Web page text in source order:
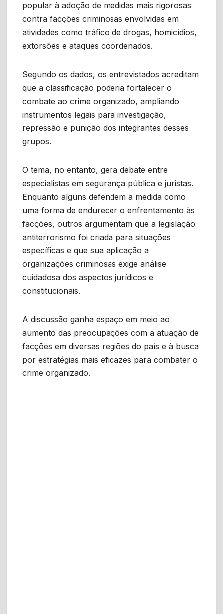
popular à adoção de medidas mais rigorosas
contra facções criminosas envolvidas em
atividades como tráfico de drogas, homicídios,
extorsões e ataques coordenados.
Segundo os dados, os entrevistados acreditam
que a classificação poderia fortalecer o
combate ao crime organizado, ampliando
instrumentos legais para investigação,
repressão e punição dos integrantes desses
grupos.
O tema, no entanto, gera debate entre
especialistas em segurança pública e juristas.
Enquanto alguns defendem a medida como
uma forma de endurecer o enfrentamento às
facções, outros argumentam que a legislação
antiterrorismo foi criada para situações
específicas e que sua aplicação a
organizações criminosas exige análise
cuidadosa dos aspectos jurídicos e
constitucionais.
A discussão ganha espaço em meio ao
aumento das preocupações com a atuação de
facções em diversas regiões do país e à busca
por estratégias mais eficazes para combater o
crime organizado.